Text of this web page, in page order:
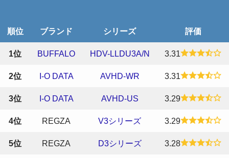
順位 ブランド シリーズ 評価
1位 BUFFALO HDV-LLDU3A/N 3.31
2位 I-O DATA AVHD-WR 3.31
3位 I-O DATA AVHD-US 3.29
4位 REGZA V3シリーズ 3.29
5位 REGZA D3シリーズ 3.28